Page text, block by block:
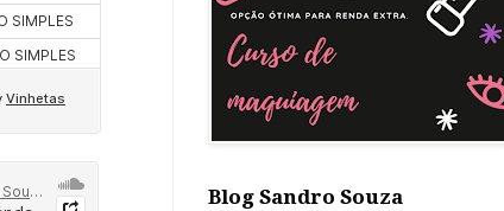
Blog Sandro Souza